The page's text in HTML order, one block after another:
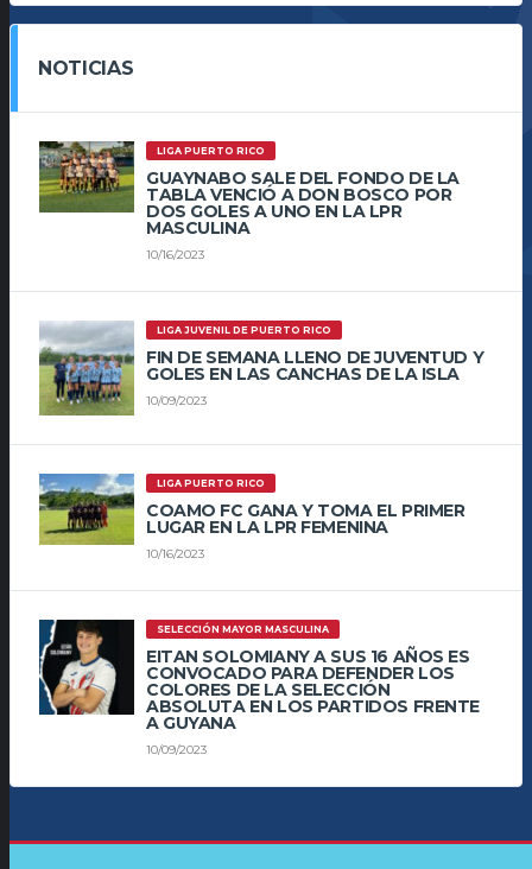
NOTICIAS
LIGA PUERTO RICO
GUAYNABO SALE DEL FONDO DE LA
TABLA VENCIÓ A DON BOSCO POR
DOS GOLES A UNO EN LA LPR
MASCULINA
10/16/2023
LIGA JUVENIL DE PUERTO RICO
FIN DE SEMANA LLENO DE JUVENTUD Y
GOLES EN LAS CANCHAS DE LA ISLA
10/09/2023
LIGA PUERTO RICO
COAMO FC GANA Y TOMA EL PRIMER
LUGAR EN LA LPR FEMENINA
10/16/2023
SELECCIÓN MAYOR MASCULINA
EITAN SOLOMIANY A SUS 16 AÑOS ES
CONVOCADO PARA DEFENDER LOS
COLORES DE LA SELECCIÓN
ABSOLUTA EN LOS PARTIDOS FRENTE
A GUYANA
10/09/2023